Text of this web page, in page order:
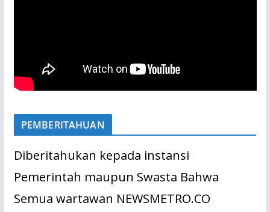
PEMBERITAHUAN
Diberitahukan kepada instansi
Pemerintah maupun Swasta Bahwa
Semua wartawan NEWSMETRO.CO